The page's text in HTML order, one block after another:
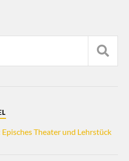
Theater und Lehrstück